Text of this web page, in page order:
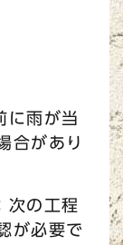
に雨が当
合があり
次の工程
が必要で